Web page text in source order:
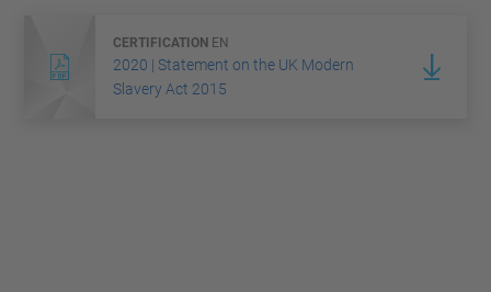
CERTIFICATION EN
2020 | Statement on the UK Modern
Slavery Act 2015